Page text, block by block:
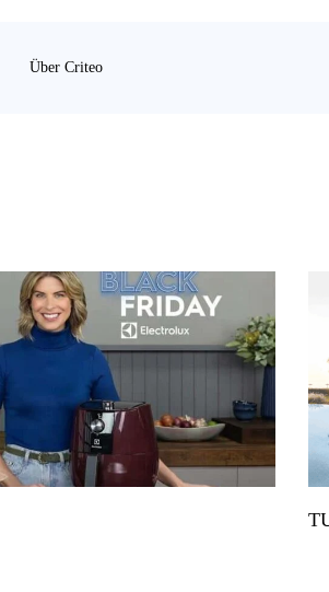
Über Criteo